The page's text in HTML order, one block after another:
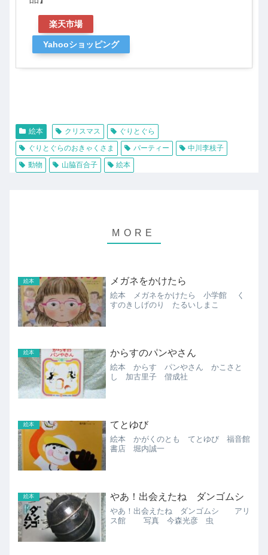
楽天市場
Yahooショッピング
絵本 クリスマス
ぐりとぐら
ぐりとぐらのおきゃくさま
パーティー
中川李枝子
動物
山脇百合子 絵本
絵本 メガネをかけたら
絵本 メガネをかけたら 小学館 く
すのきしげのり たるいしまこ
絵本 からすのパンやさん
絵本 からす パンやさん かこさと
し 加古里子 偕成社
絵本 てとゆび
絵本 かがくのとも てとゆび 福音館
書店 堀内誠一
絵本 やあ！出会えたね ダンゴムシ
やあ！出会えたね ダンゴムシ アリ
ス館 写真 今森光彦 虫